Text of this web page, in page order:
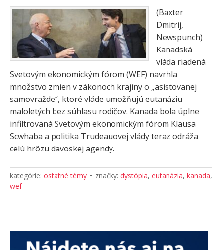
(Baxter
Dmitrij,
Newspunch)
Kanadská
vláda riadená
Svetovým ekonomickým fórom (WEF) navrhla
množstvo zmien v zákonoch krajiny o „asistovanej
samovražde“, ktoré vláde umožňujú eutanáziu
maloletých bez súhlasu rodičov. Kanada bola úplne
infiltrovaná Svetovým ekonomickým fórom Klausa
Scwhaba a politika Trudeauovej vlády teraz odráža
celú hrôzu davoskej agendy.
kategórie: ostatné témy značky: dystópia, eutanázia, kanada,
wef